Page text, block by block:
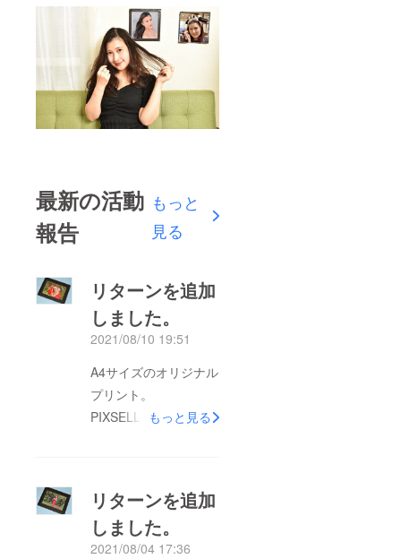
最新の活動
報告
もっと
見る
リターンを追加
しました。
2021/08/10 19:51
A4サイズのオリジナル
プリント。
PIXSELLER で1万円で
もっと見る
リターンを追加
しました。
2021/08/04 17:36